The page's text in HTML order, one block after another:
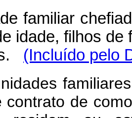
familiar
idade, filhos
(Incluído pelo
contrato de